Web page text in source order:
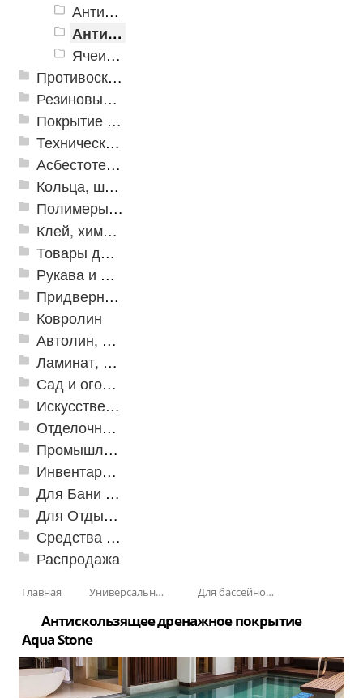
Антискользящее дренажное покрытие Aqua Marine
Антискользящее дренажное покрытие Aqua Stone
Ячеистые модульное покрытие Ultima
Противоскользящая защита для лестниц, профили, ленты
Резиновые и ПВХ дорожки
Покрытие из резиновой крошки
Техническая резина
Асбестотехнические и теплоизоляционные материалы
Кольца, шайбы, манжеты
Полимеры и пластики
Клей, химия, сопутствующие товары
Товары для дома
Рукава и шланги промышленные
Придверные решетки
Ковролин
Автолин, Транслин, Линолеум
Ламинат, Кварцвиниловая плитка SPC
Сад и огород
Искусственная трава
Отделочные профили
Промышленный текстиль
Инвентарь для клининга
Для Бани и Сауны
Для Отдыха и Пикника
Средства от насекомых и садовых вредителей
Распродажа
Главная Универсальные модульные покрытия Для бассейнов и аквапарков
Антискользящее дренажное покрытие
Aqua Stone